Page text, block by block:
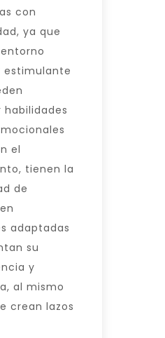
con
ya que
estimulante
habilidades
el
tienen la
de
adaptadas
su
y
al mismo
crean lazos